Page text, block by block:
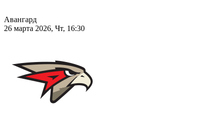
Авангард
26 марта 2026, Чт, 16:30